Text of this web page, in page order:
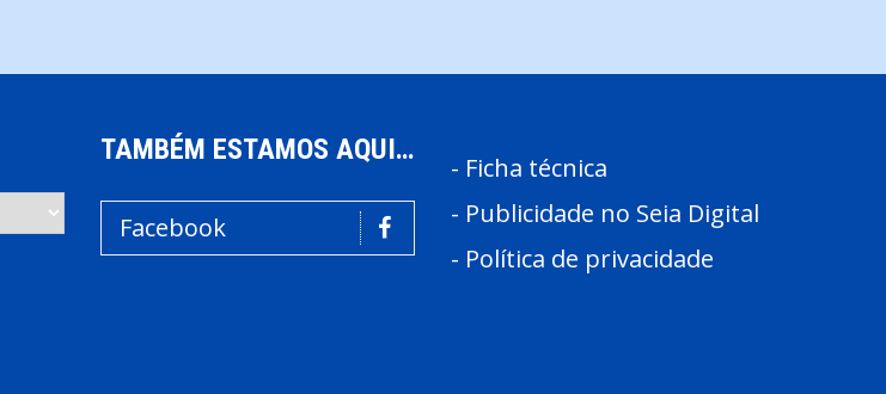
TAMBÉM ESTAMOS AQUI…
Facebook
- Ficha técnica
- Publicidade no Seia Digital
- Política de privacidade